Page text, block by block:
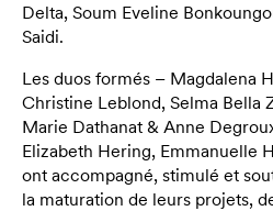
Delta, Soum Eveline
Saidi.
Les duos formés – Magdalena
Christine Leblond, Selma Bella
Marie Dathanat & Anne
Elizabeth Hering, Emmanuelle
ont accompagné, stimulé et
la maturation de leurs projets,